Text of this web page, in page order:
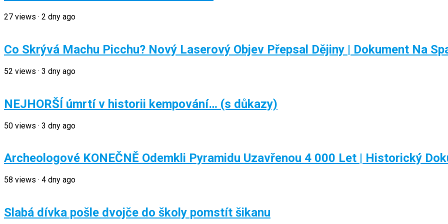
27 views · 2 dny ago
Co Skrývá Machu Picchu? Nový Laserový Objev Přepsal Dějiny | Dokument Na
52 views · 3 dny ago
NEJHORŠÍ úmrtí v historii kempování… (s důkazy)
50 views · 3 dny ago
Archeologové KONEČNĚ Odemkli Pyramidu Uzavřenou 4 000 Let | Historický
58 views · 4 dny ago
Slabá dívka pošle dvojče do školy pomstít šikanu